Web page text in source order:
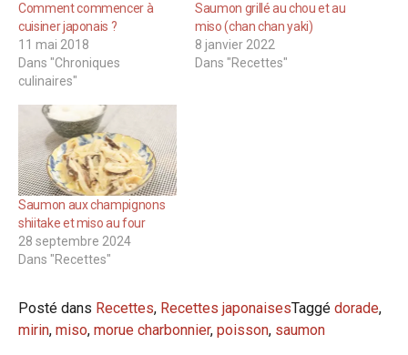
Comment commencer à
cuisiner japonais ?
11 mai 2018
Dans "Chroniques
culinaires"
Saumon grillé au chou et au
miso (chan chan yaki)
8 janvier 2022
Dans "Recettes"
Saumon aux champignons
shiitake et miso au four
28 septembre 2024
Dans "Recettes"
Posté dans Recettes, Recettes japonaisesTaggé dorade,
mirin, miso, morue charbonnier, poisson, saumon